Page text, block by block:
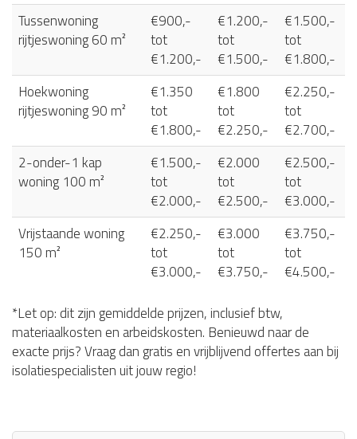
Tussenwoning
rijtjeswoning 60 m²
€900,-
tot
€1.200,-
€1.200,-
tot
€1.500,-
€1.500,-
tot
€1.800,-
Hoekwoning
rijtjeswoning 90 m²
€1.350
tot
€1.800,-
€1.800
tot
€2.250,-
€2.250,-
tot
€2.700,-
2-onder-1 kap
woning 100 m²
€1.500,-
tot
€2.000,-
€2.000
tot
€2.500,-
€2.500,-
tot
€3.000,-
Vrijstaande woning
150 m²
€2.250,-
tot
€3.000,-
€3.000
tot
€3.750,-
€3.750,-
tot
€4.500,-
*Let op: dit zijn gemiddelde prijzen, inclusief btw,
materiaalkosten en arbeidskosten. Benieuwd naar de
exacte prijs? Vraag dan gratis en vrijblijvend offertes aan bij
isolatiespecialisten uit jouw regio!